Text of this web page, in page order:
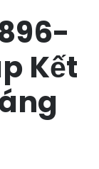
Kết